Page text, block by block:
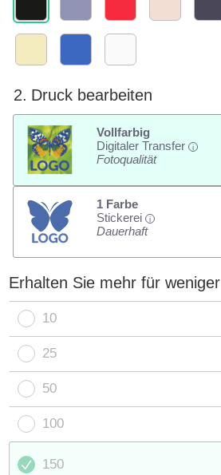
2. Druck bearbeiten
Vollfarbig
Digitaler Transfer
i
Fotoqualität
1 Farbe
Stickerei
i
Dauerhaft
Erhalten Sie mehr für weniger
10
25
50
100
150